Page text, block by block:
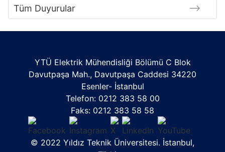
Tüm Duyurular
YTÜ Elektrik Mühendisliği Bölümü C Blok
Davutpaşa Mah., Davutpaşa Caddesi 34220
Esenler- İstanbul
Telefon: 0212 383 58 00
Faks: 0212 383 58 58
© 2022 Yıldız Teknik Üniversitesi. İstanbul,